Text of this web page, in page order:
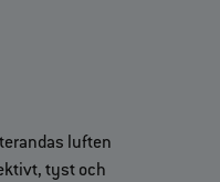
luften
tyst och